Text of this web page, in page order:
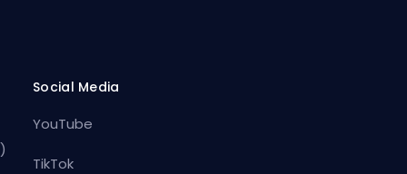
Social Media
YouTube
TikTok